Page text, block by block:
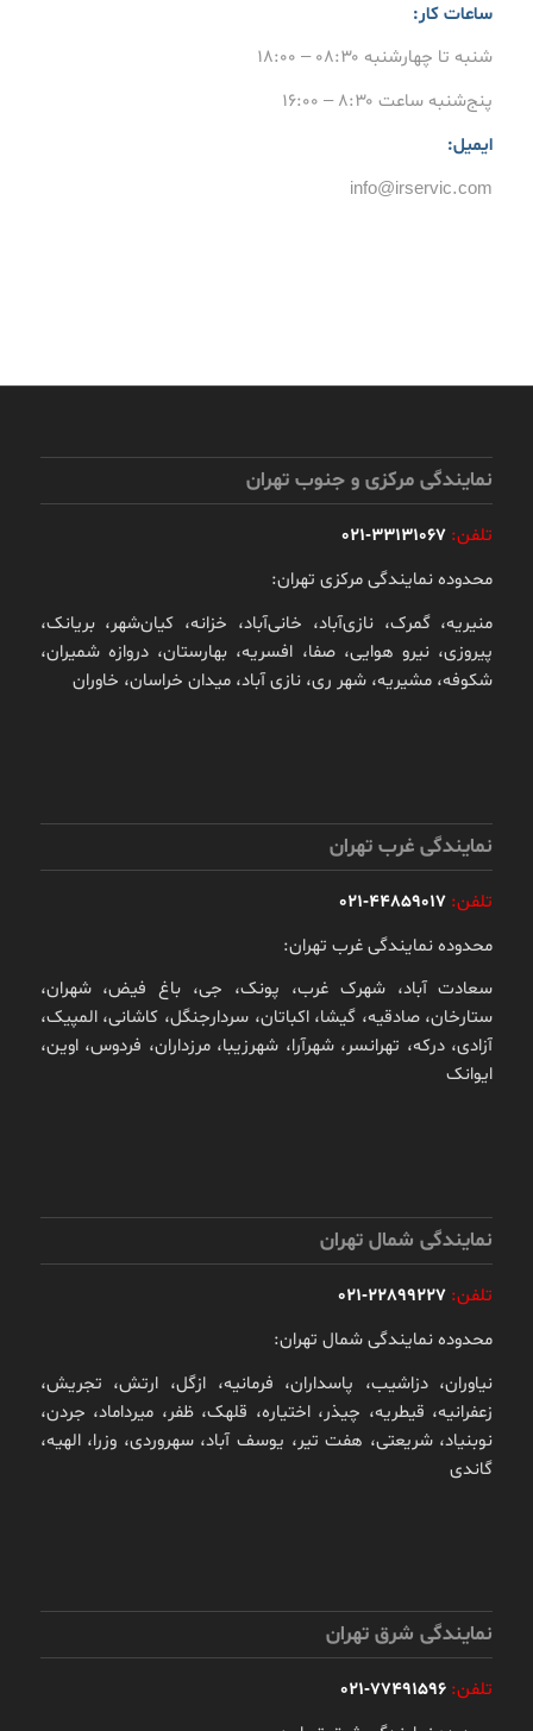
ساعات کار:
شنبه تا چهارشنبه ۰۸:۳۰ – ۱۸:۰۰
پنج‌شنبه ساعت ۸:۳۰ – ۱۶:۰۰
ایمیل:
info@irservic.com
نمایندگی مرکزی و جنوب تهران
تلفن: 33131067-021
محدوده نمایندگی مرکزی تهران:
منیریه، گمرک، نازی‌آباد، خانی‌آباد، خزانه، کیان‌شهر، بریانک،
پیروزی، نیرو هوایی، صفا، افسریه، بهارستان، دروازه شمیران،
شکوفه، مشیریه، شهر ری، نازی آباد، میدان خراسان، خاوران
نمایندگی غرب تهران
تلفن: 44859017-021
محدوده نمایندگی غرب تهران:
سعادت آباد، شهرک غرب، پونک، جی، باغ فیض، شهران،
ستارخان، صادقیه، گیشا، اکباتان، سردارجنگل، کاشانی، المپیک،
آزادی، درکه، تهرانسر، شهرآرا، شهرزیبا، مرزداران، فردوس، اوین،
ایوانک
نمایندگی شمال تهران
تلفن: 22899227-021
محدوده نمایندگی شمال تهران:
نیاوران، دزاشیب، پاسداران، فرمانیه، ازگل، ارتش، تجریش،
زعفرانیه، قیطریه، چیذر، اختیاره، قلهک، ظفر، میرداماد، جردن،
نوبنیاد، شریعتی، هفت تیر، یوسف آباد، سهروردی، وزرا، الهیه،
گاندی
نمایندگی شرق تهران
تلفن: 77491596-021